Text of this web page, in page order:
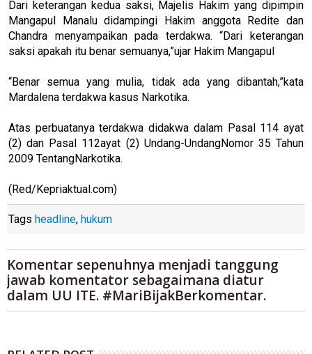
Dari keterangan kedua saksi, Majelis Hakim yang dipimpin
Mangapul Manalu didampingi Hakim anggota Redite dan
Chandra menyampaikan pada terdakwa. “Dari keterangan
saksi apakah itu benar semuanya,”ujar Hakim Mangapul
“Benar semua yang mulia, tidak ada yang dibantah,”kata
Mardalena terdakwa kasus Narkotika.
Atas perbuatanya terdakwa didakwa dalam Pasal 114 ayat
(2) dan Pasal 112ayat (2) Undang-UndangNomor 35 Tahun
2009 TentangNarkotika.
(Red/Kepriaktual.com)
Tags headline, hukum
Komentar sepenuhnya menjadi tanggung
jawab komentator sebagaimana diatur
dalam UU ITE. #MariBijakBerkomentar.